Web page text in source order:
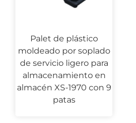
Palet de plástico
moldeado por soplado
de servicio ligero para
almacenamiento en
almacén XS-1970 con 9
patas